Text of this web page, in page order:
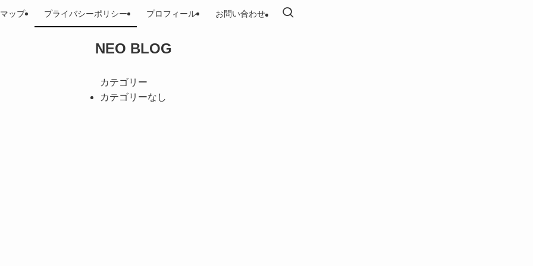
NEO BLOG
ップ プライバシーポリシー プロフィール お問い合わせ
カテゴリー
カテゴリーなし